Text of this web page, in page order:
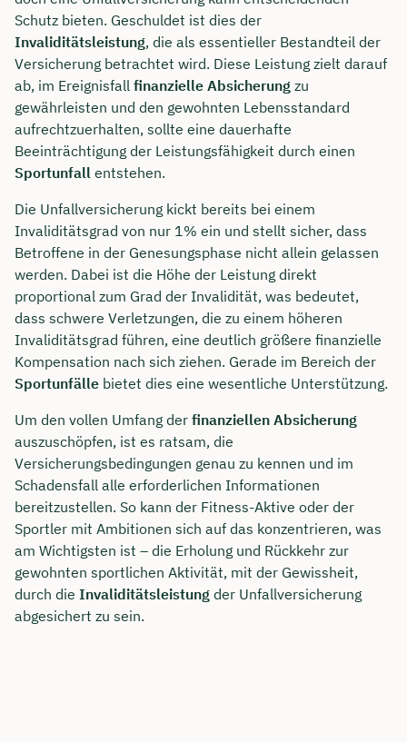
Schutz bieten. Geschuldet ist dies der
Invaliditätsleistung, die als essentieller Bestandteil der
Versicherung betrachtet wird. Diese Leistung zielt darauf
ab, im Ereignisfall finanzielle Absicherung zu
gewährleisten und den gewohnten Lebensstandard
aufrechtzuerhalten, sollte eine dauerhafte
Beeinträchtigung der Leistungsfähigkeit durch einen
Sportunfall entstehen.
Die Unfallversicherung kickt bereits bei einem
Invaliditätsgrad von nur 1% ein und stellt sicher, dass
Betroffene in der Genesungsphase nicht allein gelassen
werden. Dabei ist die Höhe der Leistung direkt
proportional zum Grad der Invalidität, was bedeutet,
dass schwere Verletzungen, die zu einem höheren
Invaliditätsgrad führen, eine deutlich größere finanzielle
Kompensation nach sich ziehen. Gerade im Bereich der
Sportunfälle bietet dies eine wesentliche Unterstützung.
Um den vollen Umfang der finanziellen Absicherung
auszuschöpfen, ist es ratsam, die
Versicherungsbedingungen genau zu kennen und im
Schadensfall alle erforderlichen Informationen
bereitzustellen. So kann der Fitness-Aktive oder der
Sportler mit Ambitionen sich auf das konzentrieren, was
am Wichtigsten ist – die Erholung und Rückkehr zur
gewohnten sportlichen Aktivität, mit der Gewissheit,
durch die Invaliditätsleistung der Unfallversicherung
abgesichert zu sein.